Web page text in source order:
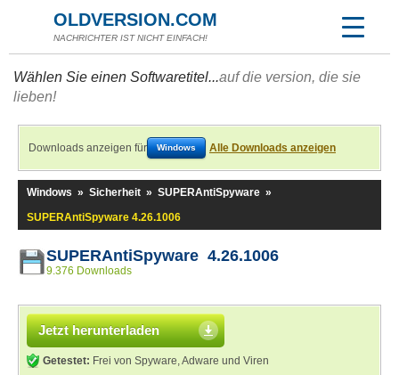
OLDVERSION.COM
NACHRICHTER IST NICHT EINFACH!
Wählen Sie einen Softwaretitel...auf die version, die sie
lieben!
Downloads anzeigen für Windows Alle Downloads anzeigen
Windows » Sicherheit » SUPERAntiSpyware »
SUPERAntiSpyware 4.26.1006
SUPERAntiSpyware 4.26.1006
9.376 Downloads
Jetzt herunterladen
Getestet: Frei von Spyware, Adware und Viren